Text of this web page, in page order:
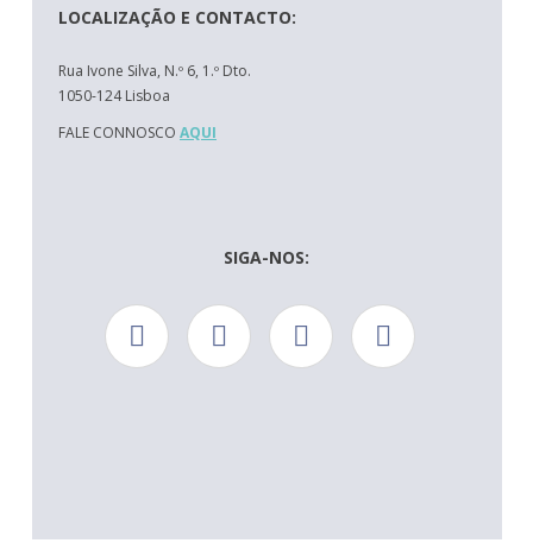
LOCALIZAÇÃO E CONTACTO:
Rua Ivone Silva, N.º 6, 1.º Dto.
1050-124 Lisboa
FALE CONNOSCO AQUI
SIGA-NOS: